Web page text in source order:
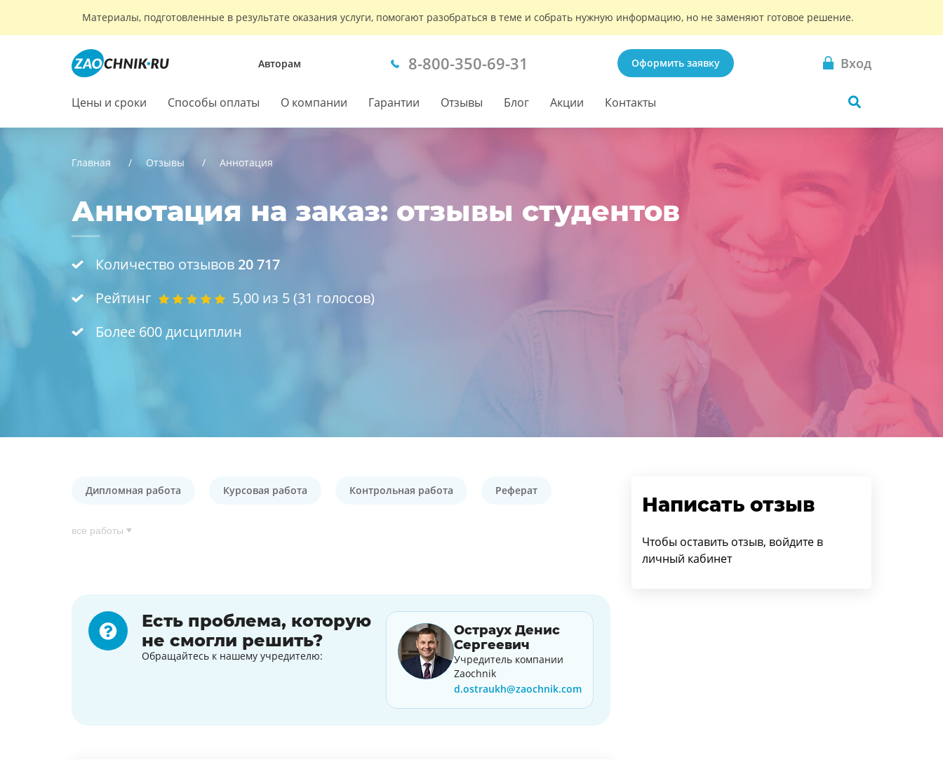
Материалы, подготовленные в результате оказания услуги, помогают разобраться в теме и собрать нужную информацию, но не заменяют готовое решение.
Авторам 8-800-350-69-31 Оформить заявку Вход
Цены и сроки Способы оплаты О компании Гарантии Отзывы Блог Акции Контакты
Главная Отзывы Аннотация
Аннотация на заказ: отзывы студентов
Количество отзывов 20 717
Рейтинг
5,00 из 5 (31 голосов)
Более 600 дисциплин
Дипломная работа Курсовая работа Контрольная работа Реферат
все работы
Есть проблема, которую
не смогли решить?
Обращайтесь к нашему учредителю:
Остраух Денис
Сергеевич
Учредитель компании
Zaochnik
d.ostraukh@zaochnik.com
Написать отзыв
Чтобы оставить отзыв, войдите в
личный кабинет